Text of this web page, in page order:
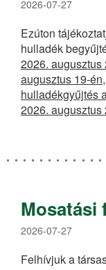
Földrajzi
Díjszabás
Jogszabályok
Hulladék ABC
2026-07-27
Ezúton
hulladék
2026. augusztus
augusztus 19-
hulladékgyűjtés
2026. augusztus
Mosatási
2026-07-27
Felhívjuk a